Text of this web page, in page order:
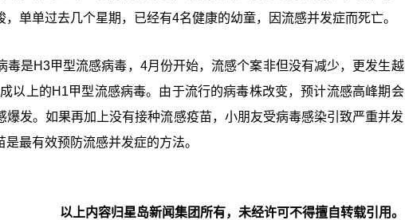
单单过去几个星期，已经有4名健康的幼童，因流感并发症而死亡。
是H3甲型流感病毒，4月份开始，流感个案非但没有减少，更发生越
以上的H1甲型流感病毒。由于流行的病毒株改变，预计流感高峰期会
发。如果再加上没有接种流感疫苗，小朋友受病毒感染引致严重并发
最有效预防流感并发症的方法。
以上内容归星岛新闻集团所有，未经许可不得擅自转载引用。